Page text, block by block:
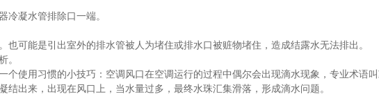
冷凝水管排除口一端。
能是引出室外的排水管被人为堵住或排水口被赃物堵住，造成结露水无法排出。
。
用习惯的小技巧：空调风口在空调运行的过程中偶尔会出现滴水现象，专业术语
出来，出现在风口上，当水量过多，最终水珠汇集滑落，形成滴水问题。